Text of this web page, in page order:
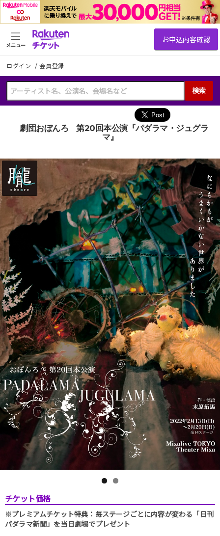
ログイン /会員登録
検索
メニュー
劇団おぼんろ 第20回本公演『パダラマ・ジュグラ
マ』
チケット価格
※プレミアムチケット特典：毎ステージごとに内容が変わる「日刊
パダラマ新聞」を当日劇場でプレゼント